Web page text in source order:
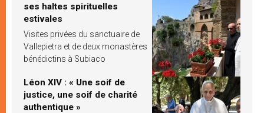
ses haltes spirituelles
estivales
Visites privées du sanctuaire de
Vallepietra et de deux monastères
bénédictins à Subiaco
Léon XIV : « Une soif de
justice, une soif de charité
authentique »